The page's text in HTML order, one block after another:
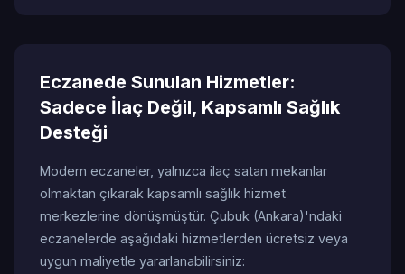
Eczanede Sunulan Hizmetler:
Sadece İlaç Değil, Kapsamlı Sağlık
Desteği
Modern eczaneler, yalnızca ilaç satan mekanlar
olmaktan çıkarak kapsamlı sağlık hizmet
merkezlerine dönüşmüştür. Çubuk (Ankara)'ndaki
eczanelerde aşağıdaki hizmetlerden ücretsiz veya
uygun maliyetle yararlanabilirsiniz: